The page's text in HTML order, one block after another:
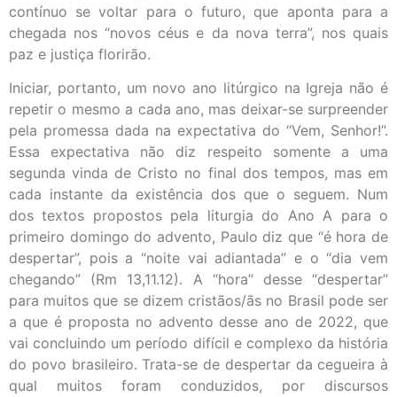
contínuo se voltar para o futuro, que aponta para a
chegada nos “novos céus e da nova terra”, nos quais
paz e justiça florirão.
Iniciar, portanto, um novo ano litúrgico na Igreja não é
repetir o mesmo a cada ano, mas deixar-se surpreender
pela promessa dada na expectativa do “Vem, Senhor!”.
Essa expectativa não diz respeito somente a uma
segunda vinda de Cristo no final dos tempos, mas em
cada instante da existência dos que o seguem. Num
dos textos propostos pela liturgia do Ano A para o
primeiro domingo do advento, Paulo diz que “é hora de
despertar”, pois a “noite vai adiantada” e o “dia vem
chegando” (Rm 13,11.12). A “hora” desse “despertar”
para muitos que se dizem cristãos/ãs no Brasil pode ser
a que é proposta no advento desse ano de 2022, que
vai concluindo um período difícil e complexo da história
do povo brasileiro. Trata-se de despertar da cegueira à
qual muitos foram conduzidos, por discursos